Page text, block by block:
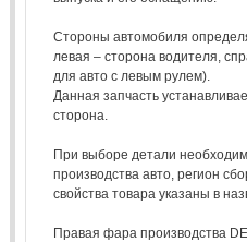
Стороны автомобиля
левая – сторона водителя,
для авто с левым рулем).
Данная запчасть
сторона.
При выборе детали
производства авто, регион
свойства товара указаны в
Правая фара производства